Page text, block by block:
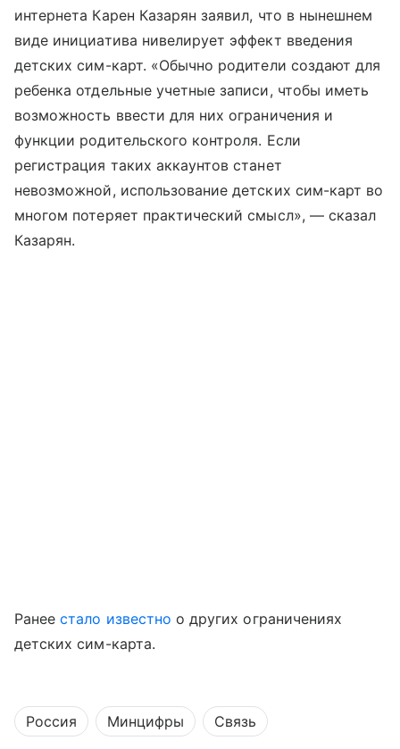
интернета Карен Казарян заявил, что в нынешнем
виде инициатива нивелирует эффект введения
детских сим-карт. «Обычно родители создают для
ребенка отдельные учетные записи, чтобы иметь
возможность ввести для них ограничения и
функции родительского контроля. Если
регистрация таких аккаунтов станет
невозможной, использование детских сим-карт во
многом потеряет практический смысл», — сказал
Казарян.
Ранеестало известно о других ограничениях
детских сим-карта.
Россия Минцифры Связь